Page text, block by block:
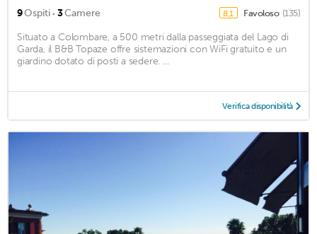
9Ospiti · 3Camere 8,1 Favoloso (135)
Situato a Colombare, a 500 metri dalla passeggiata del Lago di
Garda, il B&B Topaze offre sistemazioni con WiFi gratuito e un
giardino dotato di posti a sedere. ...
Verifica disponibilità